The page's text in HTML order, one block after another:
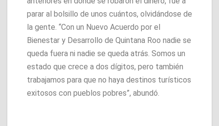
parar al bolsillo de unos cuántos, olvidándose de
la gente. “Con un Nuevo Acuerdo por el
Bienestar y Desarrollo de Quintana Roo nadie se
queda fuera ni nadie se queda atrás. Somos un
estado que crece a dos dígitos, pero también
trabajamos para que no haya destinos turísticos
exitosos con pueblos pobres”, abundó.